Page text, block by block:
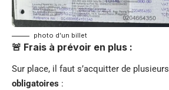
photo d’un billet
🚨 Frais à prévoir en plus :
Sur place, il faut s’acquitter de plusieurs
obligatoires :